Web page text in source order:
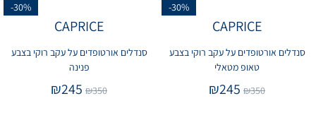
-30%
CAPRICE
סנדלים אורטופדים על עקב רוקי בצבע
טאופ מטאלי
₪350
₪245
-30%
CAPRICE
סנדלים אורטופדים על עקב רוקי בצבע
פנינה
₪350
₪245